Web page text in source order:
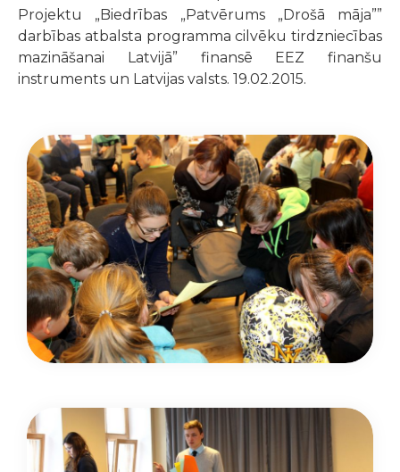
Projektu „Biedrības „Patvērums „Drošā māja””
darbības atbalsta programma cilvēku tirdzniecības
mazināšanai Latvijā” finansē EEZ finanšu
instruments un Latvijas valsts. 19.02.2015.